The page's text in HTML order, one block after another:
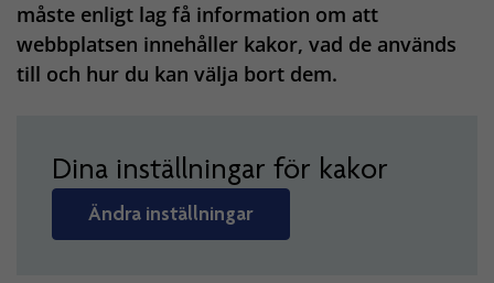
måste enligt lag få information om att
webbplatsen innehåller kakor, vad de används
till och hur du kan välja bort dem.
Dina inställningar för kakor
Ändra inställningar